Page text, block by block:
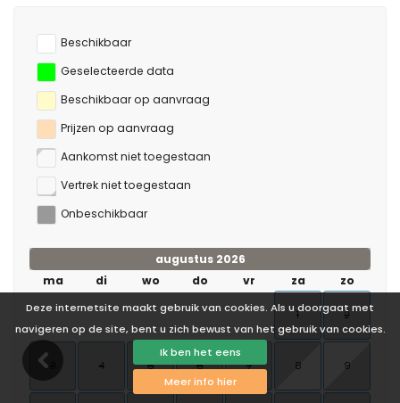
Deze internetsite maakt gebruik van cookies. Als u doorgaat met
navigeren op de site, bent u zich bewust van het gebruik van cookies.
Ik ben het eens
Meer info hier
Beschikbaar
Geselecteerde data
Beschikbaar op aanvraag
Prijzen op aanvraag
Aankomst niet toegestaan
Vertrek niet toegestaan
Onbeschikbaar
augustus 2026
ma
di wo do vr za zo
1 2
4 5 6 7 8 9